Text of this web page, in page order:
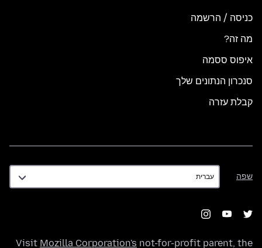
כניסה / הרשמה
מה זה?
איפוס ססמה
סנכרון הנתונים שלך
קבלת עזרה
שפה
שפה
Visit Mozilla Corporation's not-for-profit parent, the